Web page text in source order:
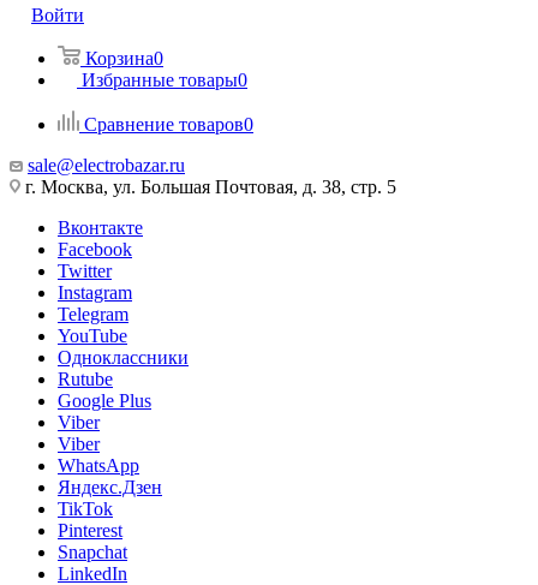
Войти
Корзина0
Избранные товары0
Сравнение товаров0
sale@electrobazar.ru
г. Москва, ул. Большая Почтовая, д. 38, стр. 5
Вконтакте
Facebook
Twitter
Instagram
Telegram
YouTube
Одноклассники
Rutube
Google Plus
Viber
Viber
WhatsApp
Яндекс.Дзен
TikTok
Pinterest
Snapchat
LinkedIn